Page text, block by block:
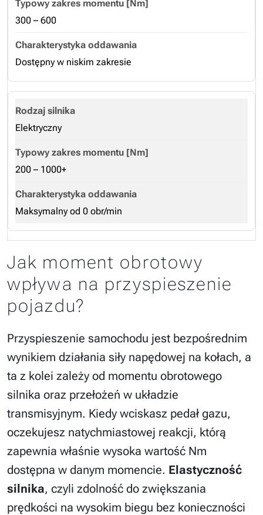
300 – 600
Dostępny w niskim zakresie
Elektryczny
200 – 1000+
Maksymalny od 0 obr/min
Jak moment obrotowy
wpływa na przyspieszenie
pojazdu?
Przyspieszenie samochodu jest bezpośrednim
wynikiem działania siły napędowej na kołach, a
ta z kolei zależy od momentu obrotowego
silnika oraz przełożeń w układzie
transmisyjnym. Kiedy wciskasz pedał gazu,
oczekujesz natychmiastowej reakcji, którą
zapewnia właśnie wysoka wartość Nm
dostępna w danym momencie. Elastyczność
silnika, czyli zdolność do zwiększania
prędkości na wysokim biegu bez konieczności